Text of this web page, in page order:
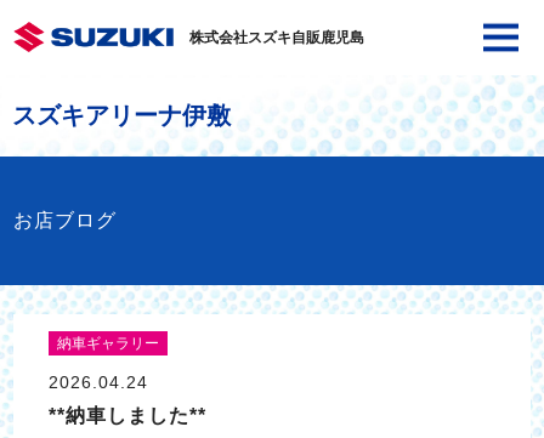
株式会社スズキ自販鹿児島
スズキアリーナ伊敷
お店ブログ
納車ギャラリー
2026.04.24
**納車しました**